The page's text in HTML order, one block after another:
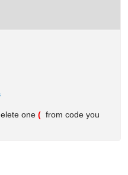
one( from code you